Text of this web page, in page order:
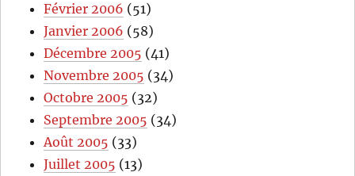
Février 2006 (51)
Janvier 2006 (58)
Décembre 2005 (41)
Novembre 2005 (34)
Octobre 2005 (32)
Septembre 2005 (34)
Août 2005 (33)
Juillet 2005 (13)